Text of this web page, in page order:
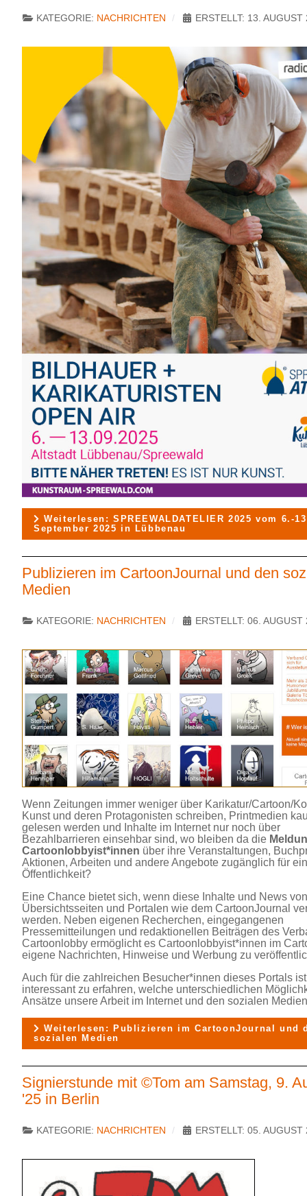
KATEGORIE: NACHRICHTEN ERSTELLT: 13. AUGUST
Weiterlesen: SPREEWALDATELIER 2025 vom 6.-
September 2025 in Lübbenau
Publizieren im CartoonJournal und den
Medien
KATEGORIE: NACHRICHTEN ERSTELLT: 06. AUGUST
Wenn Zeitungen immer weniger über Karikatur/Cartoon/
Kunst und deren Protagonisten schreiben, Printmedien
gelesen werden und Inhalte im Internet nur noch über
Bezahlbarrieren einsehbar sind, wo bleiben da die
Cartoonlobbyist*innen über ihre Veranstaltungen,
Aktionen, Arbeiten und andere Angebote zugänglich für
Öffentlichkeit?
Eine Chance bietet sich, wenn diese Inhalte und News von
Übersichtsseiten und Portalen wie dem CartoonJournal
werden. Neben eigenen Recherchen, eingegangenen
Pressemitteilungen und redaktionellen Beiträgen des
Cartoonlobby ermöglicht es Cartoonlobbyist*innen im
eigene Nachrichten, Hinweise und Werbung zu
Auch für die zahlreichen Besucher*innen dieses Portals
interessant zu erfahren, welche unterschiedlichen
Ansätze unsere Arbeit im Internet und den sozialen
Weiterlesen: Publizieren im CartoonJournal und
sozialen Medien
Signierstunde mit ©Tom am Samstag, 9.
'25 in Berlin
KATEGORIE: NACHRICHTEN ERSTELLT: 05. AUGUST